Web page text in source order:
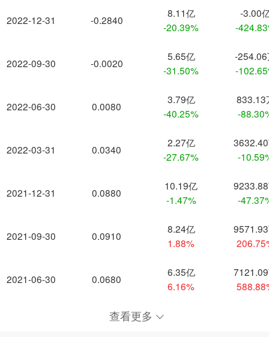
2022-12-31
2022-09-30
2022-06-30
2022-03-31
2021-12-31
2021-09-30
2021-06-30
-0.2840
8.11亿
-20.39%
-3.00
-
-0.0020
5.65亿
-31.50%
-
-
0.0080
3.79亿
-40.25%
833.13
-
0.0340
2.27亿
-27.67%
-
0.0880
10.19亿
-1.47%
-
0.0910
8.24亿
1.88%
0.0680
6.35亿
6.16%
查看更多